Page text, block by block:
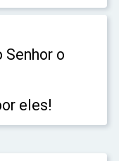
Senhor o
eles!